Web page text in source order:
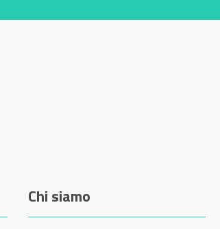
Chi siamo